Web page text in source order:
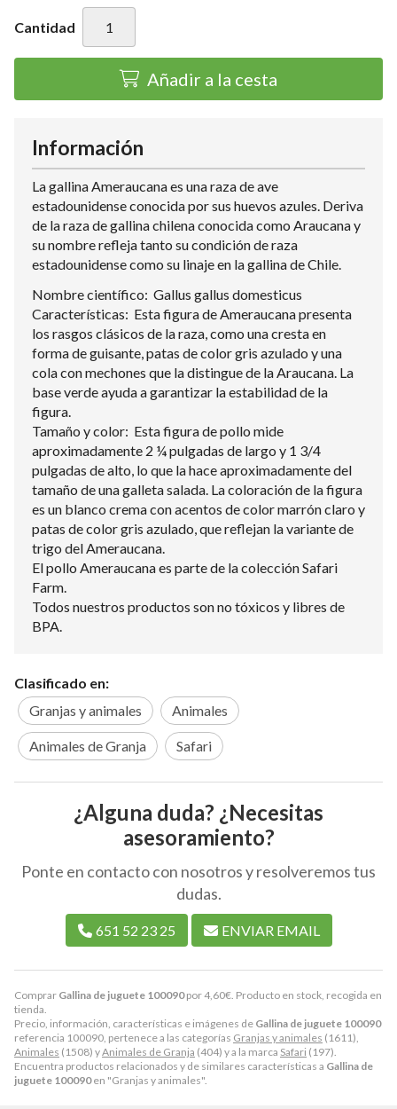
Cantidad
Añadir a la cesta
Comprar Gallina de juguete 100090por4,60€ . Producto en stock, recogida en
tienda.
Precio, información, características e imágenes de Gallina de juguete 100090
referencia 100090, pertenece a las categorías Granjas y animales (1611),
Animales (1508) yAnimales de Granja (404) y a la marca Safari (197).
Encuentra productos relacionados y de similares características a Gallina de
juguete 100090en "Granjas y animales".
Información
La gallina Ameraucana es una raza de ave
estadounidense conocida por sus huevos azules. Deriva
de la raza de gallina chilena conocida como Araucana y
su nombre refleja tanto su condición de raza
estadounidense como su linaje en la gallina de Chile.
Nombre científico: Gallus gallus domesticus
Características: Esta figura de Ameraucana presenta
los rasgos clásicos de la raza, como una cresta en
forma de guisante, patas de color gris azulado y una
cola con mechones que la distingue de la Araucana. La
base verde ayuda a garantizar la estabilidad de la
figura.
Tamaño y color: Esta figura de pollo mide
aproximadamente 2 ¼ pulgadas de largo y 1 3/4
pulgadas de alto, lo que la hace aproximadamente del
tamaño de una galleta salada. La coloración de la figura
es un blanco crema con acentos de color marrón claro y
patas de color gris azulado, que reflejan la variante de
trigo del Ameraucana.
El pollo Ameraucana es parte de la colección Safari
Farm.
Todos nuestros productos son no tóxicos y libres de
BPA.
Clasificado en:
Granjas y animales
Animales
Animales de Granja Safari
¿Alguna duda? ¿Necesitas
asesoramiento?
Ponte en contacto con nosotros y resolveremos tus
dudas.
651 52 23 25 ENVIAR EMAIL